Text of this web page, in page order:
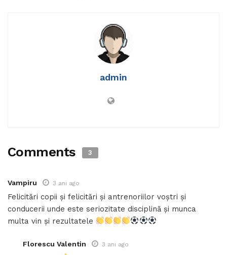
admin
Comments 3
Vampiru 3 ani ago
Felicitări copii și felicitări și antrenoriilor voștri și
conducerii unde este seriozitate disciplină și munca
multa vin și rezultatele
Florescu Valentin 3 ani ago